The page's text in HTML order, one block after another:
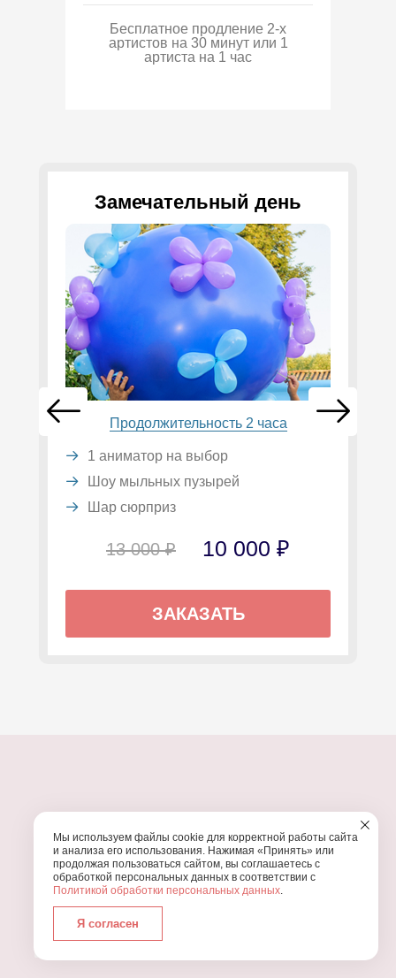
Бесплатное продление 2-х
артистов на 30 минут или 1
артиста на 1 час
Замечательный день
Продолжительность 2 часа
1 аниматор на выбор
Шоу мыльных пузырей
Шар сюрприз
13 000 ₽ 10 000 ₽
ЗАКАЗАТЬ
УЗНАЙТЕ, ПОЧЕМУ ПРОВЕДЕНИЕВАШЕГО
ПРАЗДНИКА СТОИТ ДОВЕРИТЬ НАМ
Работаем с 2016 года
Мы используем файлы cookie для корректной работы сайта
и анализа его использования. Нажимая «Принять» или
продолжая пользоваться сайтом, вы соглашаетесь с
обработкой персональных данных в соответствии с
Политикой обработки персональных данных.
Я согласен